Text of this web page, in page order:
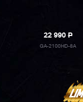
22 990P
GA-2100HD-8A